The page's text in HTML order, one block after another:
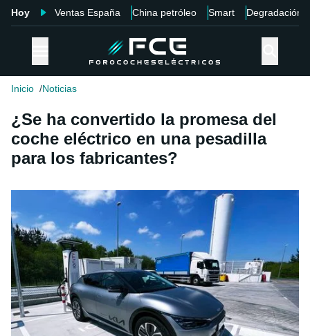
Hoy Ventas España China petróleo Smart Degradación
Inicio Noticias
¿Se ha convertido la promesa del
coche eléctrico en una pesadilla
para los fabricantes?